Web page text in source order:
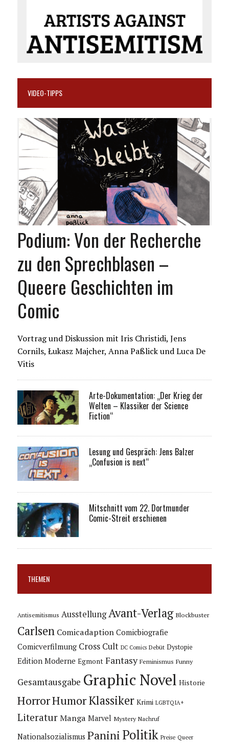
VIDEO-TIPPS
Podium: Von der Recherche
zu den Sprechblasen –
Queere Geschichten im
Comic
Vortrag und Diskussion mit Iris Christidi, Jens
Cornils, Łukasz Majcher, Anna Paßlick und Luca De
Vitis
Arte-Dokumentation: „Der Krieg der
Welten – Klassiker der Science
Fiction“
Lesung und Gespräch: Jens Balzer
„Confusion is next“
Mitschnitt vom 22. Dortmunder
Comic-Streit erschienen
THEMEN
Antisemitismus Ausstellung Avant-Verlag Blockbuster
Carlsen Comicadaption Comicbiografie
Comicverfilmung Cross Cult DC Comics Debüt Dystopie
Edition Moderne Egmont Fantasy Feminismus Funny
Gesamtausgabe Graphic Novel Historie
HorrorHumorKlassiker Krimi LGBTQIA+
Literatur Manga Marvel Mystery Nachruf
Nationalsozialismus Panini Politik Preise Queer